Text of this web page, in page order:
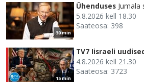
30 min
Ühenduses Jumala
5.8.2026 kell 18.30
Saateosa: 398
15 min
TV7 Iisraeli
4.8.2026 kell 21.30
Saateosa: 3723